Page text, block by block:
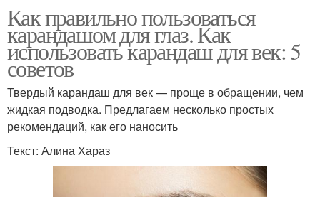
Как правильно пользоваться
карандашом для глаз. Как
использовать карандаш для век: 5
советов
Твердый карандаш для век — проще в обращении, чем
жидкая подводка. Предлагаем несколько простых
рекомендаций, как его наносить
Текст: Алина Хараз